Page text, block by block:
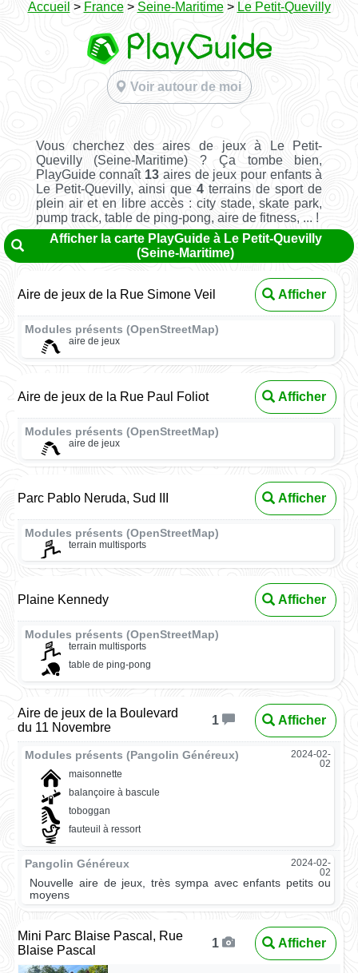
Accueil > France> Seine-Maritime> Le Petit-Quevilly
Voir autour de moi
Vous cherchez des aires de jeux à Le Petit-
Quevilly (Seine-Maritime) ? Ça tombe bien,
PlayGuide connaît 13 aires de jeux pour enfants à
Le Petit-Quevilly, ainsi que 4 terrains de sport de
plein air et en libre accès : city stade, skate park,
pump track, table de ping-pong, aire de fitness, ... !
Afficher la carte PlayGuide à Le Petit-Quevilly
(Seine-Maritime)
Aire de jeux de la Rue Simone Veil Afficher
Modules présents (OpenStreetMap)
aire de jeux
Aire de jeux de la Rue Paul Foliot Afficher
Modules présents (OpenStreetMap)
aire de jeux
Parc Pablo Neruda, Sud III Afficher
Modules présents (OpenStreetMap)
terrain multisports
Plaine Kennedy Afficher
Modules présents (OpenStreetMap)
terrain multisports
table de ping-pong
Aire de jeux de la Boulevard
du 11 Novembre
1 Afficher
Modules présents (Pangolin Généreux)
2024-02-
02
maisonnette
balançoire à bascule
toboggan
fauteuil à ressort
Pangolin Généreux
2024-02-
02
Nouvelle aire de jeux, très sympa avec enfants petits ou
moyens
Mini Parc Blaise Pascal, Rue
Blaise Pascal
1 Afficher